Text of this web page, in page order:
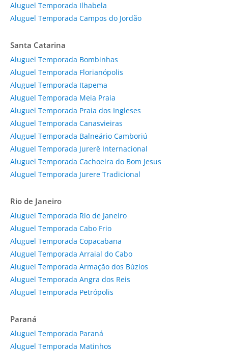
Aluguel Temporada Ilhabela
Aluguel Temporada Campos do Jordão
Santa Catarina
Aluguel Temporada Bombinhas
Aluguel Temporada Florianópolis
Aluguel Temporada Itapema
Aluguel Temporada Meia Praia
Aluguel Temporada Praia dos Ingleses
Aluguel Temporada Canasvieiras
Aluguel Temporada Balneário Camboriú
Aluguel Temporada Jurerê Internacional
Aluguel Temporada Cachoeira do Bom Jesus
Aluguel Temporada Jurere Tradicional
Rio de Janeiro
Aluguel Temporada Rio de Janeiro
Aluguel Temporada Cabo Frio
Aluguel Temporada Copacabana
Aluguel Temporada Arraial do Cabo
Aluguel Temporada Armação dos Búzios
Aluguel Temporada Angra dos Reis
Aluguel Temporada Petrópolis
Paraná
Aluguel Temporada Paraná
Aluguel Temporada Matinhos